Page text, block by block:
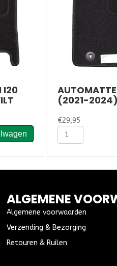
I20
(2021-2024)
€29,95
Automatten
Hyundai
2024)
aantal
ALGEMENE
Algemene voorwaarden
Verzending & Bezorging
Retouren & Ruilen